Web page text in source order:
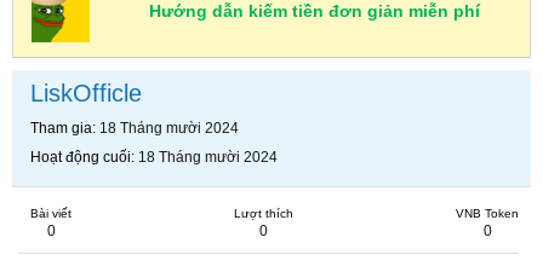
Hướng dẫn kiếm tiền đơn giản miễn phí
LiskOfficle
Tham gia 18 Tháng mười 2024
Hoạt động cuối 18 Tháng mười 2024
Bài viết
0
Lượt thích
0
VNB Token
0